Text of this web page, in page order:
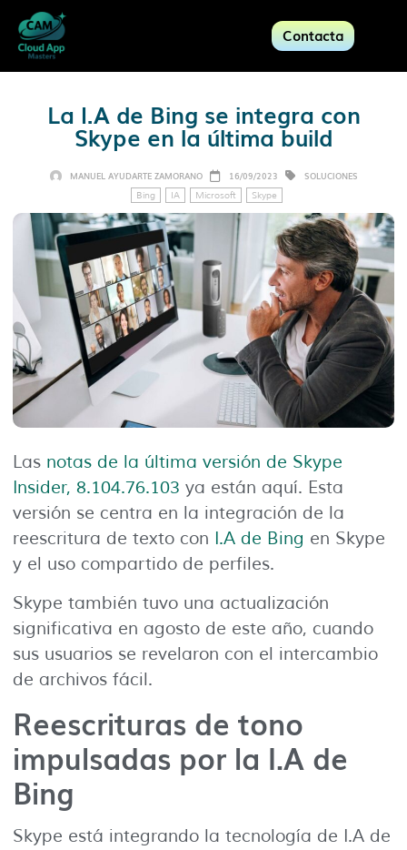
Contacta
La I.A de Bing se integra con
Skype en la última build
MANUEL AYUDARTE ZAMORANO 16/09/2023 SOLUCIONES
Bing IA Microsoft Skype
Las notas de la última versión de Skype
Insider, 8.104.76.103 ya están aquí. Esta
versión se centra en la integración de la
reescritura de texto con I.A de Bing en Skype
y el uso compartido de perfiles.
Skype también tuvo una actualización
significativa en agosto de este año, cuando
sus usuarios se revelaron con el intercambio
de archivos fácil.
Reescrituras de tono
impulsadas por la I.A de
Bing
Skype está integrando la tecnología de I.A de